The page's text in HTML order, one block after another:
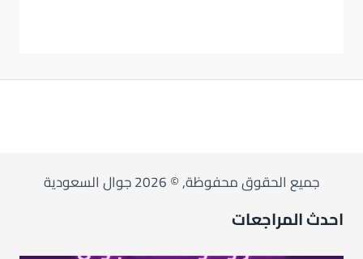
جميع الحقوق محفوظة, © 2026 جوال السعودية
احدث المراجعات